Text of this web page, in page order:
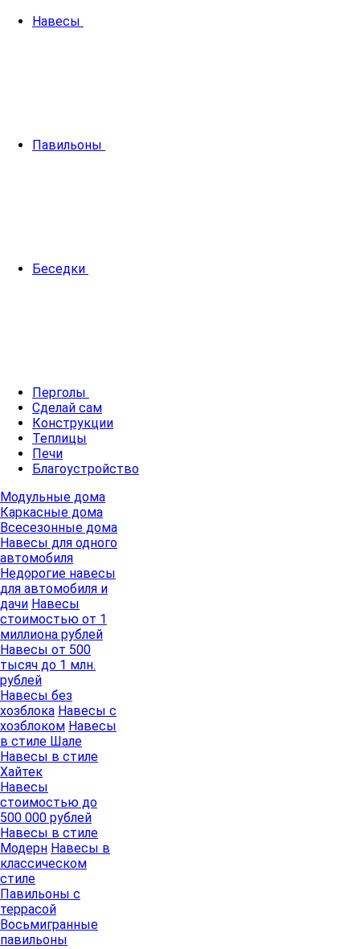
Навесы
Павильоны
Беседки
Перголы
Сделай сам
Конструкции
Теплицы
Печи
Благоустройство
Модульные дома
Каркасные дома
Всесезонные дома
Навесы для одного
автомобиля
Недорогие навесы
для автомобиля и
дачи Навесы
стоимостью от 1
миллиона рублей
Навесы от 500
тысяч до 1 млн.
рублей
Навесы без
хозблока Навесы с
хозблоком Навесы
в стиле Шале
Навесы в стиле
Хайтек
Навесы
стоимостью до
500 000 рублей
Навесы в стиле
Модерн Навесы в
классическом
стиле
Павильоны с
террасой
Восьмигранные
павильоны